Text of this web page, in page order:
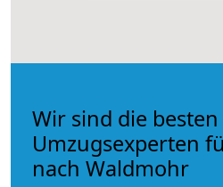
Wir sind die besten
Umzugsexperten
nach Waldmohr